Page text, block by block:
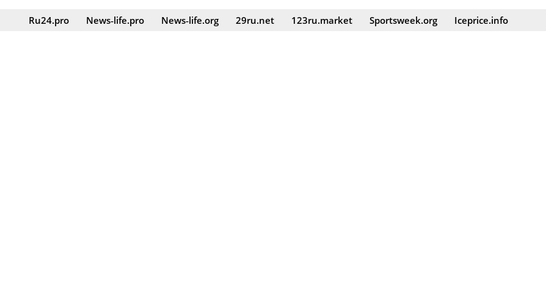
Ru24.pro News‑life.pro News‑life.org 29ru.net 123ru.market Sportsweek.org Iceprice.info